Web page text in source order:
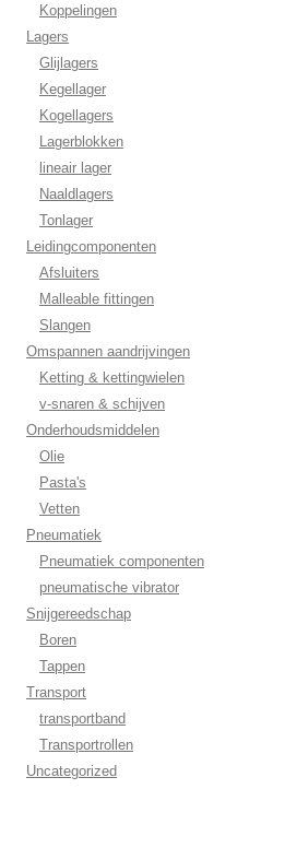
Koppelingen
Lagers
Glijlagers
Kegellager
Kogellagers
Lagerblokken
lineair lager
Naaldlagers
Tonlager
Leidingcomponenten
Afsluiters
Malleable fittingen
Slangen
Omspannen aandrijvingen
Ketting & kettingwielen
v-snaren & schijven
Onderhoudsmiddelen
Olie
Pasta's
Vetten
Pneumatiek
Pneumatiek componenten
pneumatische vibrator
Snijgereedschap
Boren
Tappen
Transport
transportband
Transportrollen
Uncategorized